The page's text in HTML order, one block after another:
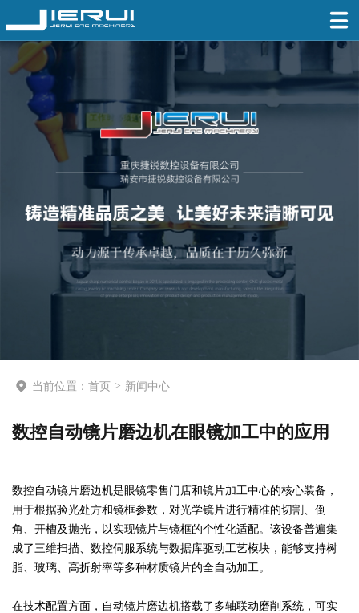
当前位置： 首页 > 新闻中心
数控自动镜片磨边机在眼镜加工中的应用
数控自动镜片磨边机是眼镜零售门店和镜片加工中心的核心装备，
用于根据验光处方和镜框参数，对光学镜片进行精准的切割、倒
角、开槽及抛光，以实现镜片与镜框的个性化适配。该设备普遍集
成了三维扫描、数控伺服系统与数据库驱动工艺模块，能够支持树
脂、玻璃、高折射率等多种材质镜片的全自动加工。
在技术配置方面，自动镜片磨边机搭载了多轴联动磨削系统，可实